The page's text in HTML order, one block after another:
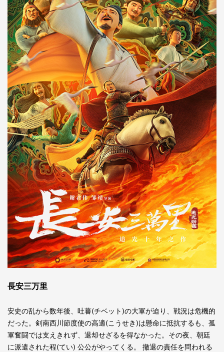
長安三万里
安史の乱から数年後、吐蕃(チベット)の大軍が迫り、戦況は危機的
だった。剣南西川節度使の高適(こうせき)は懸命に抵抗するも、孤
軍奮闘では支えきれず、退却せざるを得なかった。その夜、朝廷
に派遣された程(てい) 公公がやってくる。 撤退の責任を問われる